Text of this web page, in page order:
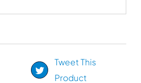
Tweet This
Product